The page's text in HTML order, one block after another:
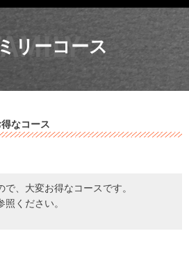
リーコース
なコース
、大変お得なコースです。
ください。